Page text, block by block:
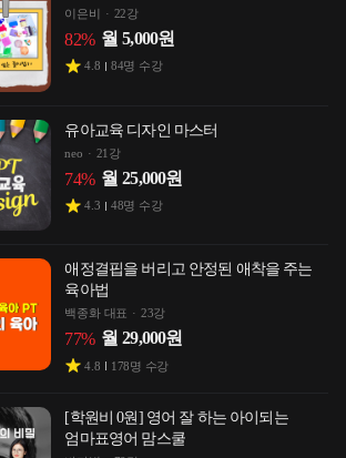
이은비 22강
82% 월 5,000원
4.8 84명 수강
유아교육 디자인 마스터
neo 21강
74% 월 25,000원
4.3 48명 수강
애정결핍을 버리고 안정된 애착을 주는
육아법
백종화 대표 23강
77% 월 29,000원
4.8 178명 수강
[학원비 0원] 영어 잘 하는 아이되는
엄마표영어 맘스쿨